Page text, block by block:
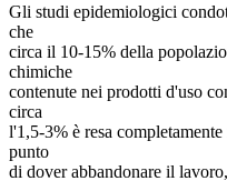
Gli studi epidemiologici
che
circa il 10-15% della
chimiche
contenute nei prodotti d'uso
circa
l'1,5-3% è resa
punto
di dover abbandonare il